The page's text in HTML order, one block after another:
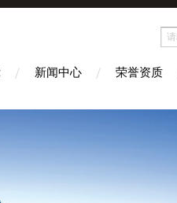
新闻中心 荣誉资质